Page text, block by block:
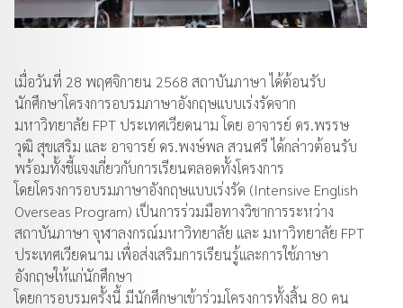
เมื่อวันที่ 28 พฤศจิกายน 2568 สถาบันภาษา ได้ต้อนรับ
นักศึกษาโครงการอบรมภาษาอังกฤษแบบเร่งรัดจาก
มหาวิทยาลัย FPT ประเทศเวียดนาม โดย อาจารย์ ดร.พรรษ
วุฒิ สุขเสริม และ อาจารย์ ดร.พงษ์พล สวนศรี ได้กล่าวต้อนรับ
พร้อมทั้งชี้แจงเกี่ยวกับการเรียนตลอดทั้งโครงการ
โดยโครงการอบรมภาษาอังกฤษแบบเร่งรัด (Intensive English
Overseas Program) เป็นการร่วมมือทางวิชาการระหว่าง
สถาบันภาษา จุฬาลงกรณ์มหาวิทยาลัย และ มหาวิทยาลัย FPT
ประเทศเวียดนาม เพื่อส่งเสริมการเรียนรู้และการใช้ภาษา
อังกฤษให้แก่นักศึกษา
โดยการอบรมครั้งนี้ มีนักศึกษาเข้าร่วมโครงการทั้งสิ้น 80 คน